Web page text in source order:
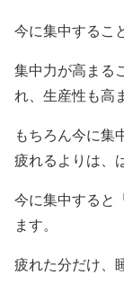
今に集中するこ
集中力が高まる
れ、生産性も高
もちろん今に集
疲れるよりは、
今に集中すると
ます。
疲れた分だけ、